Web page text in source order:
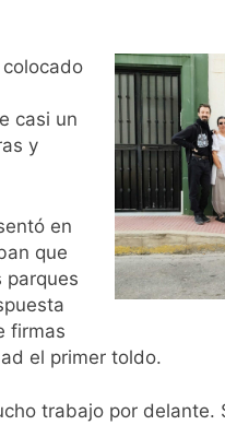
casi un
y
en
que
parques
firmas
el primer toldo.
trabajo por delante.